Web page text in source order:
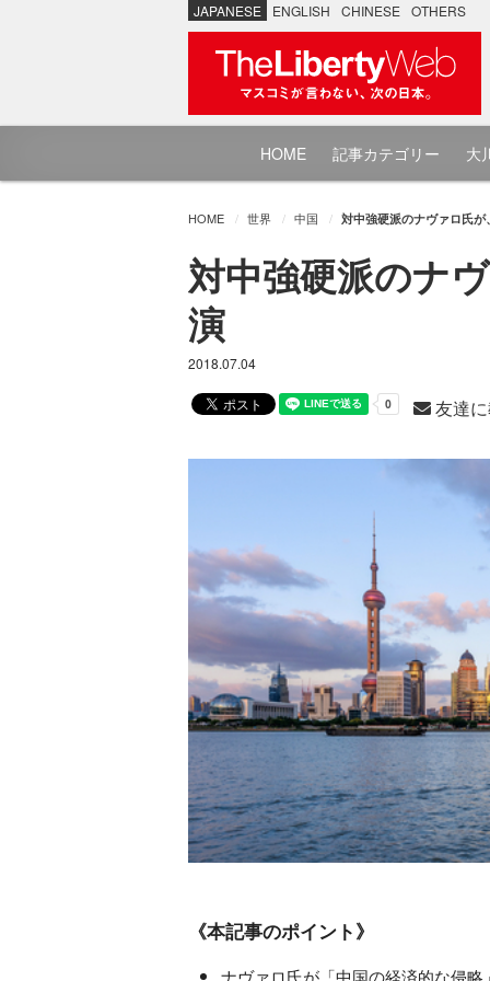
JAPANESE ENGLISH CHINESE OTHERS
HOME 記事カテゴリー 大
HOME 世界 中国 対中強硬派のナヴァロ氏
対中強硬派のナ
演
2018.07.04
友達
《本記事のポイント》
ナヴァロ氏が「中国の経済的な侵